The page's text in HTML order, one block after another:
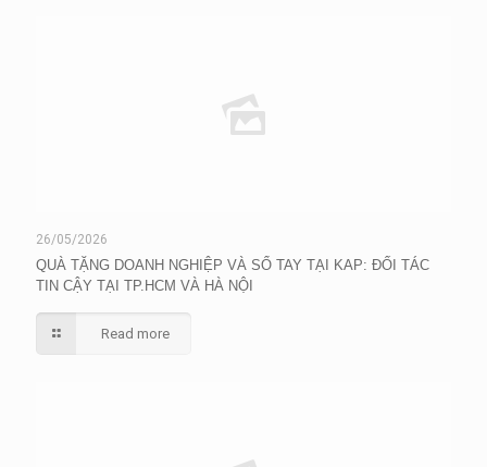
26/05/2026
QUÀ TẶNG DOANH NGHIỆP VÀ SỔ TAY TẠI KAP: ĐỐI TÁC
TIN CẬY TẠI TP.HCM VÀ HÀ NỘI
Read more